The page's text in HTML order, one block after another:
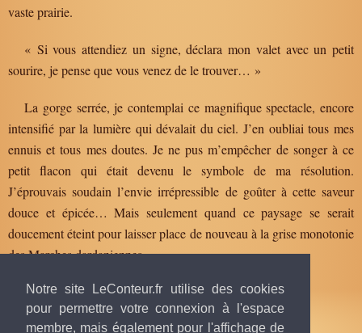
Notre site LeConteur.fr utilise des cookies
pour permettre votre connexion à l'espace
membre, mais également pour l'affichage de
vaste prairie.
« Si vous attendiez un signe, déclara mon valet avec un petit
sourire, je pense que vous venez de le trouver… »
La gorge serrée, je contemplai ce magnifique spectacle, encore
intensifié par la lumière qui dévalait du ciel. J’en oubliai tous mes
ennuis et tous mes doutes. Je ne pus m’empêcher de songer à ce
petit flacon qui était devenu le symbole de ma résolution.
J’éprouvais soudain l’envie irrépressible de goûter à cette saveur
douce et épicée… Mais seulement quand ce paysage se serait
doucement éteint pour laisser place de nouveau à la grise monotonie
des Marches dardaniennes.